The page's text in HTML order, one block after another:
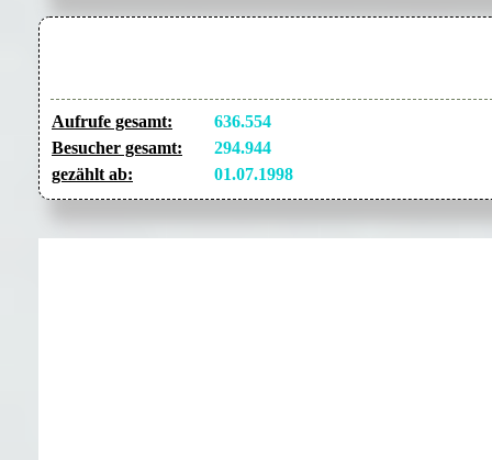
Aufrufe gesamt:
636.554
Besucher gesamt:
294.944
gezählt ab:
01.07.1998